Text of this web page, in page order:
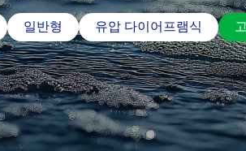
일반형 유압 다이어프램식